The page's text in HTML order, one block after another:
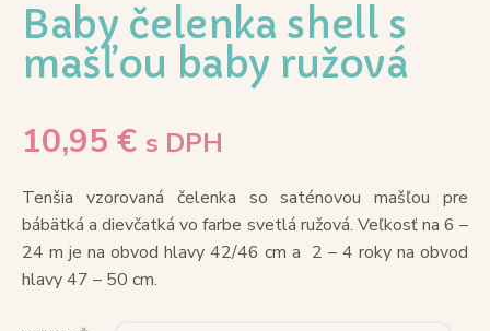
Baby čelenka shell s
mašľou baby ružová
10,95 € s DPH
Tenšia vzorovaná čelenka so saténovou mašľou pre
bábätká a dievčatká vo farbe svetlá ružová. Veľkosť na 6 –
24 m je na obvod hlavy 42/46 cm a 2 – 4 roky na obvod
hlavy 47 – 50 cm.